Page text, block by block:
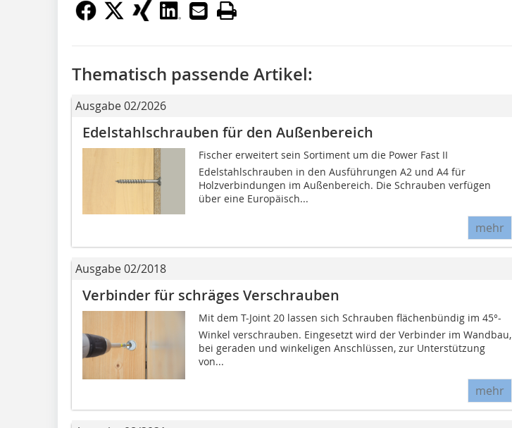
Thematisch passende Artikel:
Ausgabe 02/2026
Edelstahlschrauben für den Außenbereich
Fischer erweitert sein Sortiment um die Power Fast II
Edelstahlschrauben in den Ausführungen A2 und A4 für
Holzverbindungen im Außenbereich. Die Schrauben verfügen
über eine Europäisch...
mehr
Ausgabe 02/2018
Verbinder für schräges Verschrauben
Mit dem T-Joint 20 lassen sich Schrauben flächenbündig im 45°-
Winkel verschrauben. Eingesetzt wird der Verbinder im Wandbau,
bei geraden und winkeligen Anschlüssen, zur Unterstützung
von...
mehr